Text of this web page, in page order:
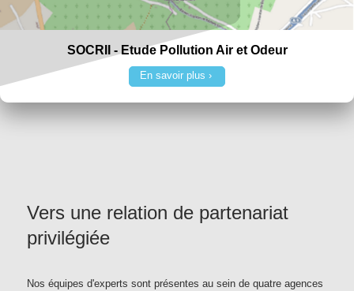
SOCRII - Etude Pollution Air et Odeur
En savoir plus
Vers une relation de partenariat
privilégiée
Nos équipes d'experts sont présentes au sein de quatre agences